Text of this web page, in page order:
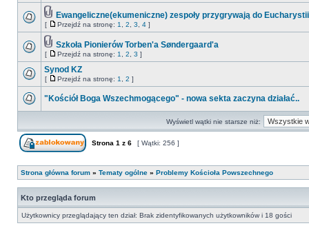
Ewangeliczne(ekumeniczne) zespoły przygrywają do Eucharystii
[ Przejdź na stronę: 1 2 3 4 ]
Szkoła Pionierów Torben'a Søndergaard'a
[ Przejdź na stronę: 1 2 3 ]
Synod KZ
[ Przejdź na stronę: 1 2 ]
"Kościół Boga Wszechmogącego" - nowa sekta zaczyna działać..
Wyświetl wątki nie starsze niż:
Strona 1 z 6 [ Wątki: 256 ]
Strona główna forum » Tematy ogólne » Problemy Kościoła Powszechnego
Kto przegląda forum
Użytkownicy przeglądający ten dział: Brak zidentyfikowanych użytkowników i 18 gości